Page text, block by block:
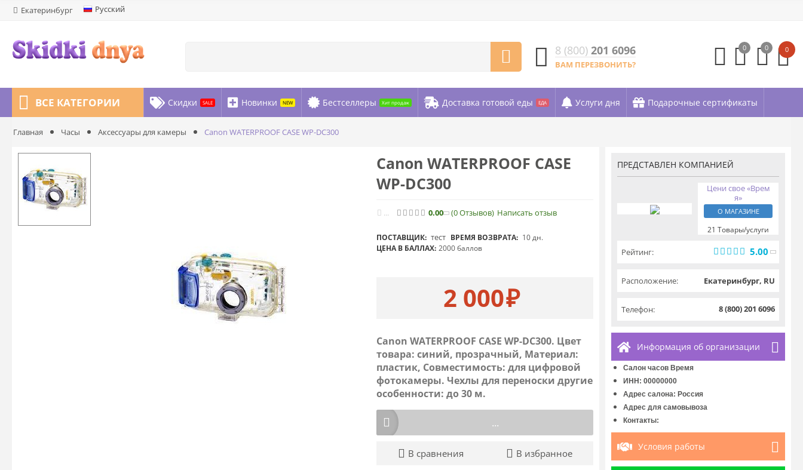
Екатеринбург Русский
8 (800) 201 6096
ВАМ ПЕРЕЗВОНИТЬ?
0
0 0
ВСЕ КАТЕГОРИИ Скидки SALE Новинки NEW Бестселлеры Хит продаж Доставка готовой еды ЕДА Услуги дня Подарочные сертификаты
Marketplace Блог ИСТОРИИ
Главная Часы Аксессуары для камеры Canon WATERPROOF CASE WP-DC300
Canon WATERPROOF CASE
WP-DC300
... 0.00 (0Отзывов) Написать отзыв
ПОСТАВЩИК: тест ВРЕМЯ ВОЗВРАТА: 10 дн.
ЦЕНА В БАЛЛАХ: 2000 баллов
2 000₽
Canon WATERPROOF CASE WP-DC300. Цвет
товара: синий, прозрачный, Материал:
пластик, Совместимость: для цифровой
фотокамеры. Чехлы для переноски другие
особенности: до 30 м.
...
В сравнения В избранное
ПРЕДСТАВЛЕН КОМПАНИЕЙ
Цени свое «Врем
я»
О МАГАЗИНЕ
21 Товары/услуги
Рейтинг: 5.00
Расположение: Екатеринбург, RU
Телефон: 8 (800) 201 6096
Информация об организации
Салон часов Время
ИНН: 00000000
Адрес салона: Россия
Адрес для самовывоза
Контакты:
Условия работы